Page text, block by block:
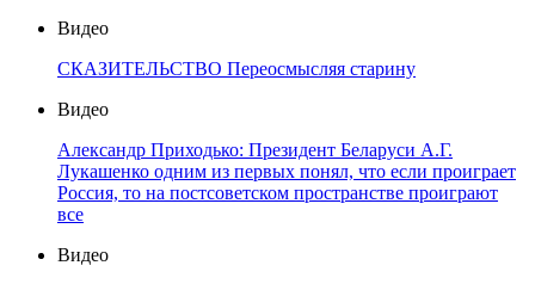
Видео
СКАЗИТЕЛЬСТВО Переосмысляя старину
Видео
Александр Приходько: Президент Беларуси А.Г.
Лукашенко одним из первых понял, что если проиграет
Россия, то на постсоветском пространстве проиграют
все
Видео